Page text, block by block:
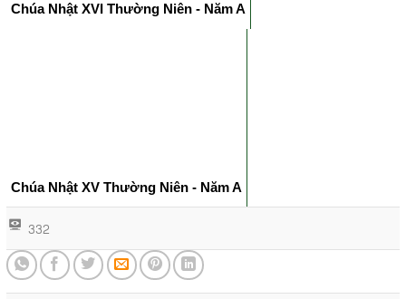
Chúa Nhật XVI Thường Niên - Năm A
Chúa Nhật XV Thường Niên - Năm A
332